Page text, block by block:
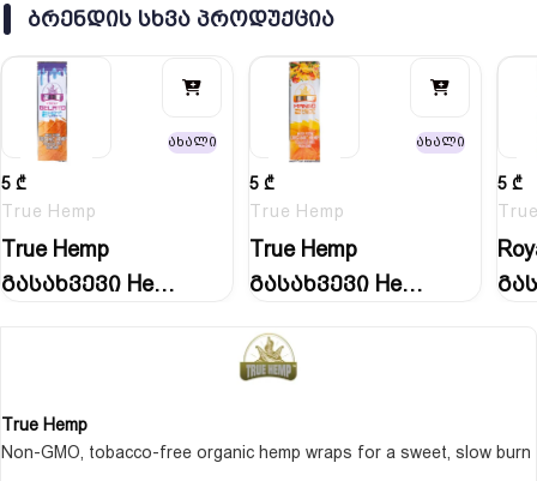
ᲑᲠᲔᲜᲓᲘᲡ ᲡᲮᲕᲐ ᲞᲠᲝᲓᲣᲥᲪᲘᲐ
ახალი
5 ₾
True Hemp
True Hemp
გასახვევი Hemp
ახალი
5 ₾
True Hemp
True Hemp
გასახვევი Hemp
5 ₾
True Hemp
Non-GMO, tobacco-free organic hemp wraps for a sweet, slow burn